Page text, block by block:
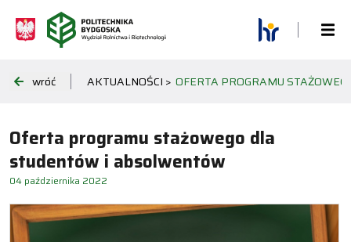
wróć AKTUALNOŚCI > OFERTA PROGRAMU
Oferta programu stażowego dla
studentów i absolwentów
04 października 2022